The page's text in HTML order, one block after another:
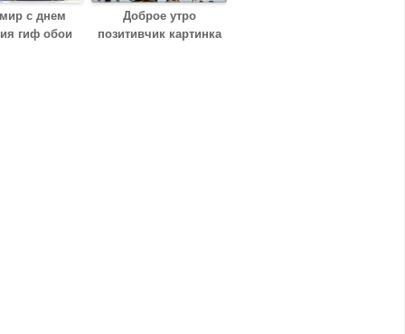
с днем
гиф обои
Доброе утро
позитивчик картинка